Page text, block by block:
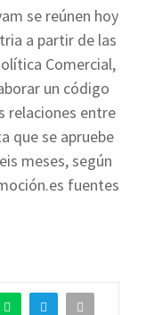
se reúnen hoy
a partir de las
Comercial,
un código
relaciones entre
que se apruebe
meses, según
fuentes